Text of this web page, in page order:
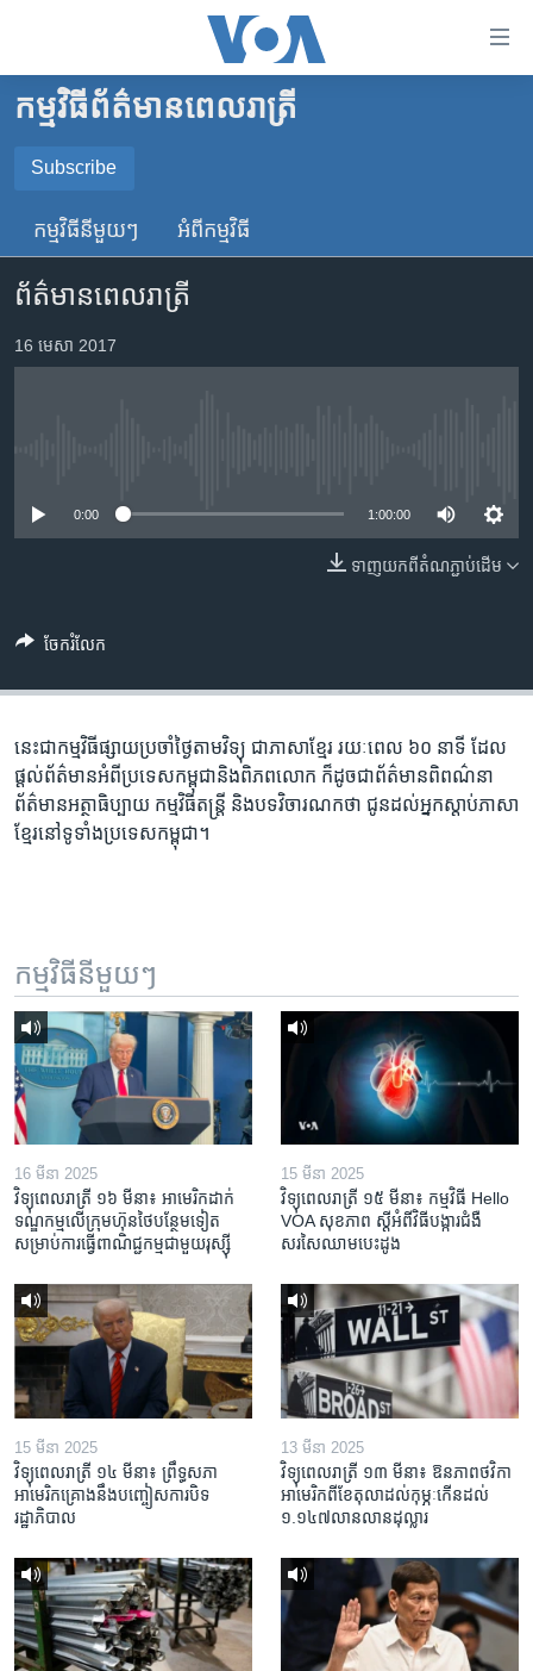
គេហទំព័រ​
ទាក់ទង
រំលង​
ទំព័រ​
ព័ត៌មាន​​
តែ​
ម្តង
រចនា
ចូល​
ស្វែង​
កម្ពុជា
អន្តរជាតិ
ចិន
ហេឡូវីអូអេ
កម្ពុជាច្នៃប្រតិដ្ឋ
កម្មវិធីទាំងអស់
បណ្តាញ​សង្គម
ភាសា
កម្មវិធី​ព័ត៌មាន​ពេលរាត្រី
Subscribe
SUBSCRIBE
YouTube Music
កម្មវិធី​នីមួយៗ អំពី​កម្មវិធី​
ព័ត៌មានពេលរាត្រី
16 មេសា 2017
0:00 1:00:00
ទាញ​យក​ពី​តំណភ្ជាប់​ដើម
ចែករំលែក
នេះ​ជា​កម្ម​វិធី​ផ្សាយ​ប្រចាំ​ថ្ងៃ​តាម​វិទ្យុ ​ជាភាសា​ខ្មែរ​ រយៈ​ពេល​ ៦០​ នាទី ដែល​
ផ្តល់​ព័ត៌មាន​អំពី​ប្រទេស​កម្ពុជា​និង​ពិភព​លោក ​ក៏ដូច​ជា​ព័ត៌មាន​ពិពណ៌នា
ព័ត៌មាន​អត្ថាធិប្បាយ​ កម្ម​វិធី​តន្ត្រី ​និង​បទ​វិចារណកថា​ ជូន​ដល់​អ្នក​ស្តាប់​ភាសា​
ខ្មែរ​នៅ​ទូទាំង​ប្រទេស​កម្ពុជា។
កម្មវិធី​នីមួយៗ
16 មីនា 2025
វិទ្យុពេលរាត្រី ១៦ មីនា៖ អាមេរិក​ដាក់​
ទណ្ឌកម្ម​លើ​ក្រុមហ៊ុន​ថៃ​បន្ថែម​ទៀត​
សម្រាប់​ការ​ធ្វើ​ពាណិជ្ជកម្ម​ជាមួយ​រុស្ស៊ី
15 មីនា 2025
វិទ្យុពេលរាត្រី ១៥ មីនា៖ កម្មវិធី ​Hello
VOA សុខភាព ស្ដី​អំពី​វិធី​បង្ការ​ជំងឺ​
សរសៃ​ឈាម​បេះដូង
15 មីនា 2025
វិទ្យុពេលរាត្រី ១៤ មីនា៖ ព្រឹទ្ធសភា
អាមេរិកគ្រោងនឹងបញ្ចៀសការបិទ
រដ្ឋាភិបាល
13 មីនា 2025
វិទ្យុពេលរាត្រី ១៣ មីនា៖ ឱនភាព​ថវិកា​
អាមេរិក​ពី​ខែ​តុលា​ដល់​កុម្ភៈ​កើន​ដល់​
១.១៤៧​លានលាន​ដុល្លារ